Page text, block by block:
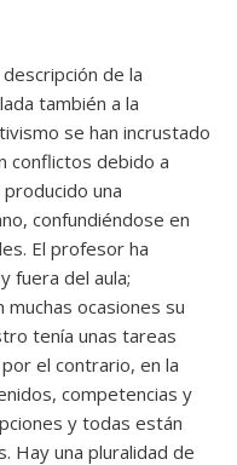
de la
también a la
se han incrustado
conflictos debido a
una
confundiéndose en
El profesor ha
fuera del aula;
muchas ocasiones su
tenía unas tareas
el contrario, en la
competencias y
y todas están
Hay una pluralidad de